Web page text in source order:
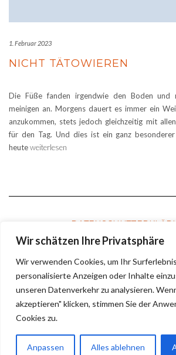
Wir schätzen Ihre Privatsphäre
Wir verwenden Cookies, um Ihr
personalisierte Anzeigen oder Inhalte
unseren Datenverkehr zu analysieren.
akzeptieren" klicken, stimmen Sie der
Cookies zu.
Anpassen Alles ablehnen
1. Februar 2023
NICHT TÄTOWIEREN
Die Füße fanden irgendwie den Boden und
meinigen an. Morgens dauert es immer ein
anzukommen, stets jedoch gleichzeitig mit
für den Tag. Und dies ist ein ganz
heuteweiterlesen
COOKIE-RICHTLINIE
KONTAKT UND
Copyright © 2024 Olaf